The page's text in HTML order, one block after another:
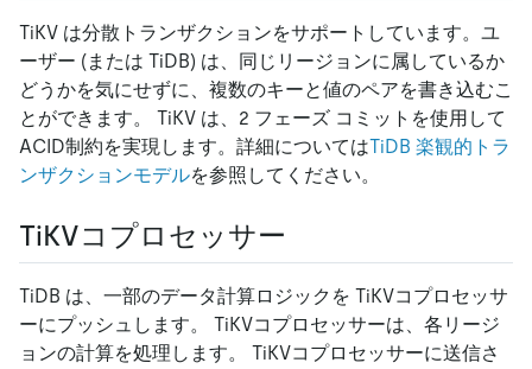
TiKV は分散トランザクションをサポートしています。ユ
ーザー (または TiDB) は、同じリージョンに属しているか
どうかを気にせずに、複数のキーと値のペアを書き込むこ
とができます。 TiKV は、2 フェーズ コミットを使用して
ACID制約を実現します。詳細についてはTiDB 楽観的トラ
ンザクションモデルを参照してください。
TiKVコプロセッサー
TiDB は、一部のデータ計算ロジックを TiKVコプロセッサ
ーにプッシュします。 TiKVコプロセッサーは、各リージ
ョンの計算を処理します。 TiKVコプロセッサーに送信さ